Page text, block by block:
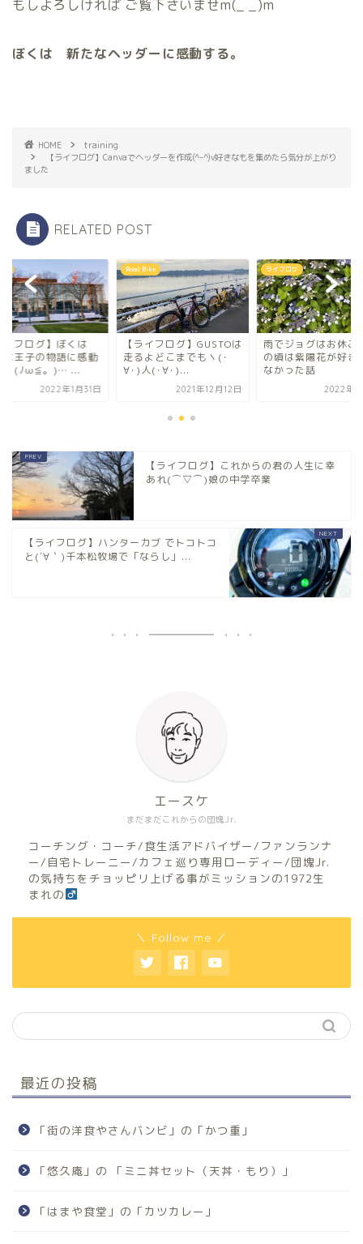
もしよろしければ ご覧下さいませm(_ _)m
ぼくは 新たなヘッダーに感動する。
HOME
training
【ライフログ】Canvaでヘッダーを作成(^-^)v好きなもを集めたら気分が上がり
ました
RELATED POST
イフログ】ぼくは
な王子の物語に感動
。(ﾉω≦。)… ...
2022年1月31日
Road Bike
【ライフログ】GUSTOは
走るよどこまでもヽ(･
∀･)人(･∀･)...
2021年12月12日
ライフログ
雨でジョグはお休み
の頃は紫陽花が好き
なかった話
2022年6
【ライフログ】これからの君の人生に幸
あれ(⌒▽⌒)娘の中学卒業
【ライフログ】ハンターカブ でトコトコ
と(´∀｀)千本松牧場で「ならし」...
まだまだこれからの団塊Jr.
エースケ
コーチング・コーチ/食生活アドバイザー/ファンランナ
ー/自宅トレーニー/カフェ巡り専用ローディー/団塊Jr.
の気持ちをチョッピリ上げる事がミッションの1972生
まれの
＼ Follow me ／
最近の投稿
「街の洋食やさんバンビ」の「かつ重」
「悠久庵」の 「ミニ丼セット（天丼・もり）」
「はまや食堂」の「カツカレー」